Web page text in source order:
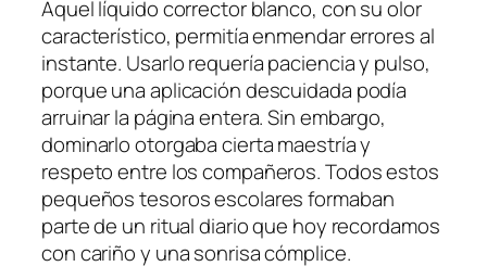
Aquel líquido corrector blanco, con su olor
característico, permitía enmendar errores al
instante. Usarlo requería paciencia y pulso,
porque una aplicación descuidada podía
arruinar la página entera. Sin embargo,
dominarlo otorgaba cierta maestría y
respeto entre los compañeros. Todos estos
pequeños tesoros escolares formaban
parte de un ritual diario que hoy recordamos
con cariño y una sonrisa cómplice.